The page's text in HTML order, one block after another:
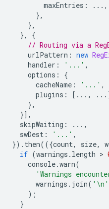
maxEntries :
...,
},
},
},
{
// Routing via a
urlPattern : new
handler : '...' ,
options :
{
cacheName : '...' ,
plugins : [...,
},
}],
skipWaiting :
...,
swDest : '...' ,
}). then(({count, size,
if (warnings . length >
console.warn(
'Warnings
warnings . join( '\n'
);
}